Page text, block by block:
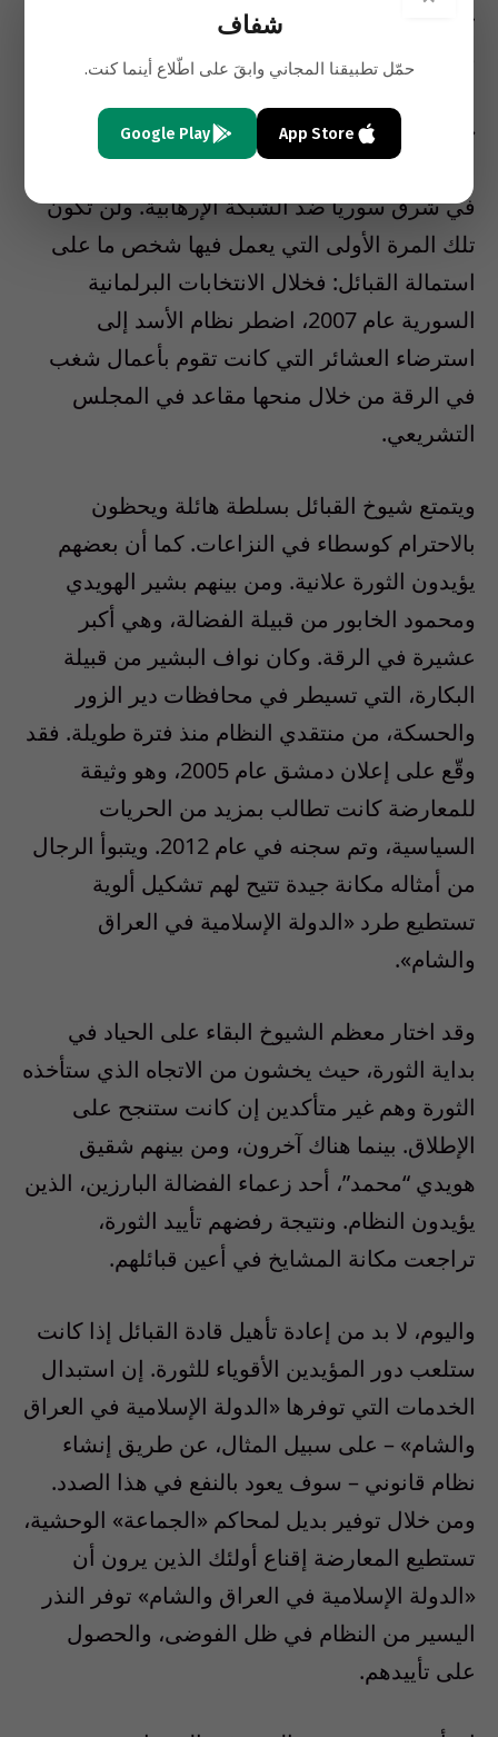
حلفاء محليين يدعون إلى طرد تنظيم «القاعدة».
ويمثل دعم “الصحوة القبلية” إحدى الخيارات، وذلك
«القاعدة في العراق» بحلول عام 2009 – الأمر
الذي أدى إلى إثارة عداء الشبكات القبلية القوية
في شرق سوريا ضد الشبكة الإرهابية. ولن تكون
تلك المرة الأولى التي يعمل فيها شخص ما على
استمالة القبائل: فخلال الانتخابات البرلمانية
السورية عام 2007، اضطر نظام الأسد إلى
استرضاء العشائر التي كانت تقوم بأعمال شغب
في الرقة من خلال منحها مقاعد في المجلس
التشريعي.
ويتمتع شيوخ القبائل بسلطة هائلة ويحظون
بالاحترام كوسطاء في النزاعات. كما أن بعضهم
يؤيدون الثورة علانية. ومن بينهم بشير الهويدي
ومحمود الخابور من قبيلة الفضالة، وهي أكبر
عشيرة في الرقة. وكان نواف البشير من قبيلة
البكارة، التي تسيطر في محافظات دير الزور
والحسكة، من منتقدي النظام منذ فترة طويلة. فقد
وقّع على إعلان دمشق عام 2005، وهو وثيقة
للمعارضة كانت تطالب بمزيد من الحريات
السياسية، وتم سجنه في عام 2012. ويتبوأ الرجال
من أمثاله مكانة جيدة تتيح لهم تشكيل ألوية
تستطيع طرد «الدولة الإسلامية في العراق
والشام».
وقد اختار معظم الشيوخ البقاء على الحياد في
بداية الثورة، حيث يخشون من الاتجاه الذي ستأخذه
الثورة وهم غير متأكدين إن كانت ستنجح على
الإطلاق. بينما هناك آخرون، ومن بينهم شقيق
هويدي “محمد”، أحد زعماء الفضالة البارزين، الذين
يؤيدون النظام. ونتيجة رفضهم تأييد الثورة،
تراجعت مكانة المشايخ في أعين قبائلهم.
واليوم، لا بد من إعادة تأهيل قادة القبائل إذا كانت
ستلعب دور المؤيدين الأقوياء للثورة. إن استبدال
الخدمات التي توفرها «الدولة الإسلامية في العراق
والشام» – على سبيل المثال، عن طريق إنشاء
نظام قانوني – سوف يعود بالنفع في هذا الصدد.
ومن خلال توفير بديل لمحاكم «الجماعة» الوحشية،
تستطيع المعارضة إقناع أولئك الذين يرون أن
«الدولة الإسلامية في العراق والشام» توفر النذر
اليسير من النظام في ظل الفوضى، والحصول
على تأييدهم.
شفاف
حمّل تطبيقنا المجاني وابقَ على اطّلاع أينما كنت.
App Store
Google Play